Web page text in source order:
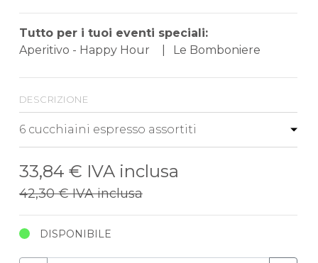
Tutto per i tuoi eventi speciali:
Aperitivo - Happy Hour
Le Bomboniere
descrizione
33,84 € IVA inclusa
42,30 €IVA inclusa
DISPONIBILE